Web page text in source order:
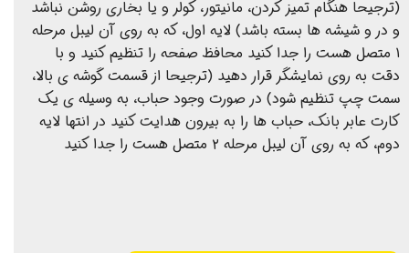
(ترجیحا هنگام تمیز کردن، مانیتور، کولر و یا بخاری روشن نباشد
و در و شیشه ها بسته باشد) لایه اول، که به روی آن لیبل مرحله
۱ متصل هست را جدا کنید محافظ صفحه را تنظیم کنید و با
دقت به روی نمایشگر قرار دهید (ترجیحا از قسمت گوشه ی بالا،
سمت چپ تنظیم شود) در صورت وجود حباب، به وسیله ی یک
کارت عابر بانک، حباب ها را به بیرون هدایت کنید در انتها لایه
دوم، که به روی آن لیبل مرحله ۲ متصل هست را جدا کنید